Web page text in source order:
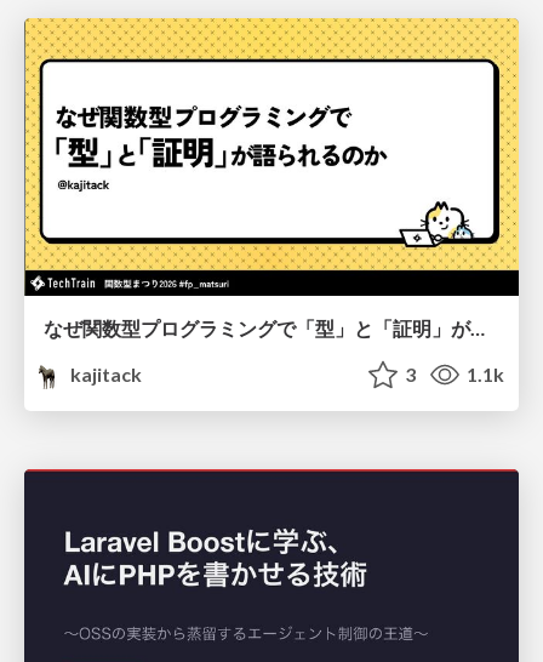
なぜ関数型プログラミングで「型」と「証明」が語られるのか #fp_matsuri
kajitack
3 1.1k